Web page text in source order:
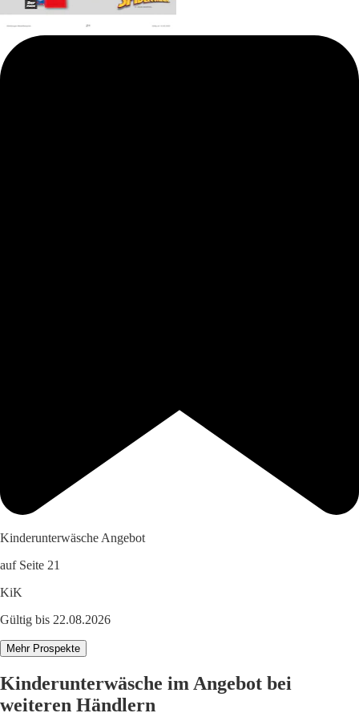
Kinderunterwäsche Angebot
auf Seite 21
KiK
Gültig bis 22.08.2026
Mehr Prospekte
Kinderunterwäsche im Angebot bei
weiteren Händlern